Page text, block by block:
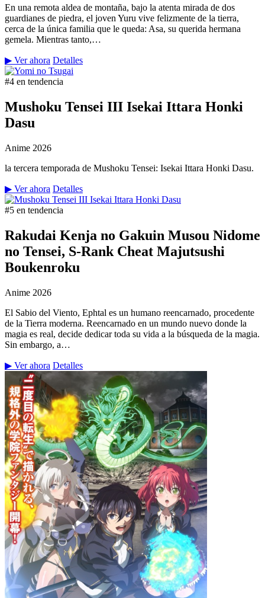
En una remota aldea de montaña, bajo la atenta mirada de dos
guardianes de piedra, el joven Yuru vive felizmente de la tierra,
cerca de la única familia que le queda: Asa, su querida hermana
gemela. Mientras tanto,…
▶ Ver ahora Detalles
#4 en tendencia
Mushoku Tensei III Isekai Ittara Honki
Dasu
Anime 2026
la tercera temporada de Mushoku Tensei: Isekai Ittara Honki Dasu.
▶ Ver ahora Detalles
#5 en tendencia
Rakudai Kenja no Gakuin Musou Nidome
no Tensei, S-Rank Cheat Majutsushi
Boukenroku
Anime 2026
El Sabio del Viento, Ephtal es un humano reencarnado, procedente
de la Tierra moderna. Reencarnado en un mundo nuevo donde la
magia es real, decide dedicar toda su vida a la búsqueda de la magia.
Sin embargo, a…
▶ Ver ahora Detalles